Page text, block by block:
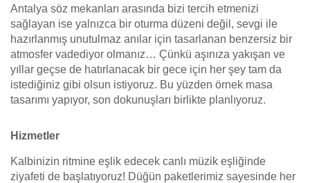
Antalya söz mekanları arasında bizi tercih etmenizi
sağlayan ise yalnızca bir oturma düzeni değil, sevgi ile
hazırlanmış unutulmaz anılar için tasarlanan benzersiz bir
atmosfer vadediyor olmanız… Çünkü aşınıza yakışan ve
yıllar geçse de hatırlanacak bir gece için her şey tam da
istediğiniz gibi olsun istiyoruz. Bu yüzden örnek masa
tasarımı yapıyor, son dokunuşları birlikte planlıyoruz.
Hizmetler
Kalbinizin ritmine eşlik edecek canlı müzik eşliğinde
ziyafeti de başlatıyoruz! Düğün paketlerimiz sayesinde her